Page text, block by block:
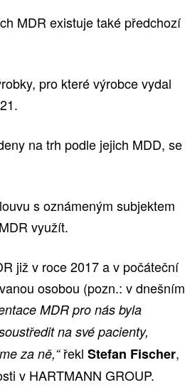
MDR existuje také předchozí
pro které výrobce vydal
na trh podle jejich MDD, se
s oznámeným subjektem
využít.
již v roce 2017 a v počáteční
osobou (pozn.: v dnešním
MDR pro nás byla
na své pacienty,
za ně,“řekl Stefan Fischer,
v HARTMANN GROUP.